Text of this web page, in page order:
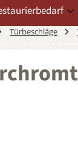
Türbeschläge